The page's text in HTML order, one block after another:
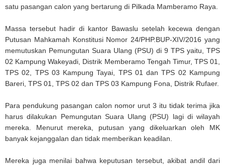
satu pasangan calon yang bertarung di Pilkada Mamberamo Raya.
Massa tersebut hadir di kantor Bawaslu setelah kecewa dengan
Putusan Mahkamah Konstitusi Nomor 24/PHP.BUP-XIV/2016 yang
memutuskan Pemungutan Suara Ulang (PSU) di 9 TPS yaitu, TPS
02 Kampung Wakeyadi, Distrik Memberamo Tengah Timur, TPS 01,
TPS 02, TPS 03 Kampung Tayai, TPS 01 dan TPS 02 Kampung
Bareri, TPS 01, TPS 02 dan TPS 03 Kampung Fona, Distrik Rufaer.
Para pendukung pasangan calon nomor urut 3 itu tidak terima jika
harus dilakukan Pemungutan Suara Ulang (PSU) lagi di wilayah
mereka. Menurut mereka, putusan yang dikeluarkan oleh MK
banyak kejanggalan dan tidak memberikan keadilan.
Mereka juga menilai bahwa keputusan tersebut, akibat andil dari